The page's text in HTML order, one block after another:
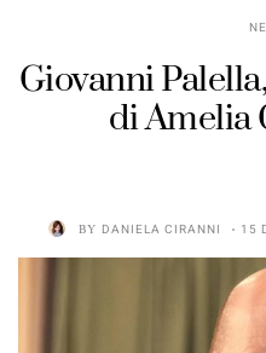
Giovanni
di Amelia
BY DANIELA CIRANNI 15